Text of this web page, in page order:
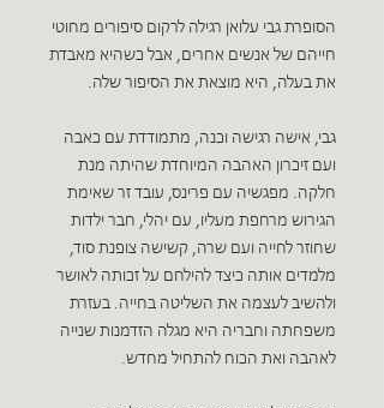
הסופרת גבי עלואן רגילה לרקום סיפורים מחוטי
חייהם של אנשים אחרים, אבל כשהיא מאבדת
את בעלה, היא מוצאת את הסיפור שלה.
גבי, אישה רגישה וכנה, מתמודדת עם כאבה
ועם זיכרון האהבה המיוחדת שהיתה מנת
חלקה. מפגשיה עם פרינס, עובד זר שאימת
הגירוש מרחפת מעליו, עם יהלי, חבר ילדות
שחוזר לחייה ועם שרה, קשישה צופנת סוד,
מלמדים אותה כיצד להילחם על זכותה לאושר
ולהשיב לעצמה את השליטה בחייה. בעזרת
משפחתה וחבריה היא מגלה הזדמנות שנייה
לאהבה ואת הכוח להתחיל מחדש.